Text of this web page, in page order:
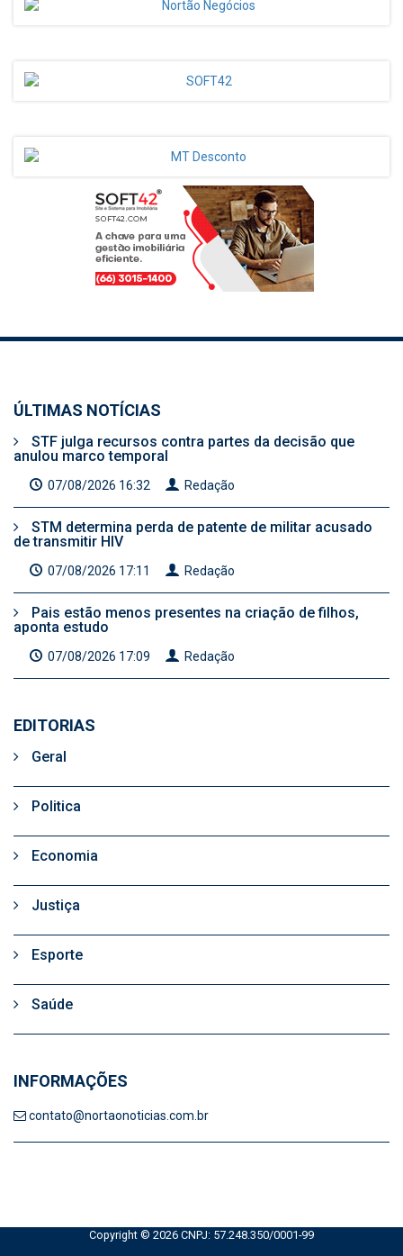
ÚLTIMAS NOTÍCIAS
STF julga recursos contra partes da decisão que
anulou marco temporal
07/08/2026 16:32 Redação
STM determina perda de patente de militar acusado
de transmitir HIV
07/08/2026 17:11 Redação
Pais estão menos presentes na criação de filhos,
aponta estudo
07/08/2026 17:09 Redação
EDITORIAS
Geral
Politica
Economia
Justiça
Esporte
Saúde
INFORMAÇÕES
contato@nortaonoticias.com.br
Copyright © 2026 CNPJ: 57.248.350/0001-99